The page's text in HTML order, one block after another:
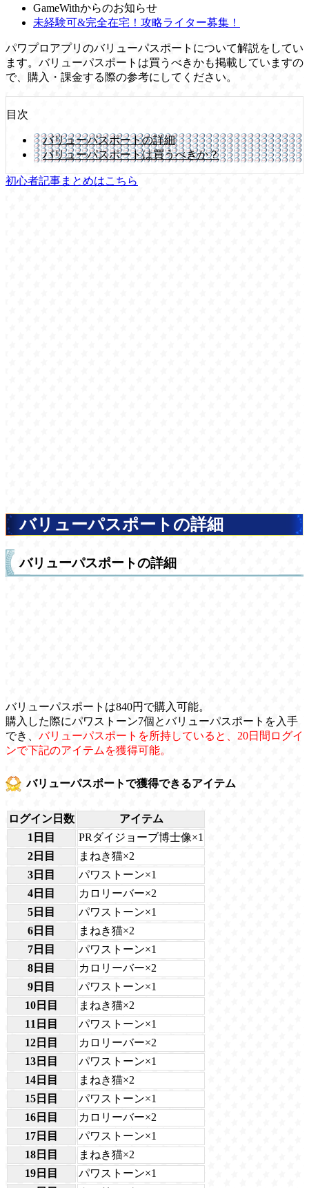
GameWithからのお知らせ
未経験可&完全在宅！攻略ライター募集！
パワプロアプリのバリューパスポートについて解説をしてい
ます。バリューパスポートは買うべきかも掲載していますの
で、購入・課金する際の参考にしてください。
目次
バリューパスポートの詳細
バリューパスポートは買うべきか？
初心者記事まとめはこちら
バリューパスポートの詳細
バリューパスポートの詳細
バリューパスポートは840円で購入可能。
購入した際にパワストーン7個とバリューパスポートを入手
でき、 バリューパスポートを所持していると、20日間ログイ
ンで下記のアイテムを獲得可能。
バリューパスポートで獲得できるアイテム
ログイン日数
アイテム
1日目
PRダイジョーブ博士像×1
2日目
まねき猫×2
3日目
パワストーン×1
4日目
カロリーバー×2
5日目
パワストーン×1
6日目
まねき猫×2
7日目
パワストーン×1
8日目
カロリーバー×2
9日目
パワストーン×1
10日目
まねき猫×2
11日目
パワストーン×1
12日目
カロリーバー×2
13日目
パワストーン×1
14日目
まねき猫×2
15日目
パワストーン×1
16日目
カロリーバー×2
17日目
パワストーン×1
18日目
まねき猫×2
19日目
パワストーン×1